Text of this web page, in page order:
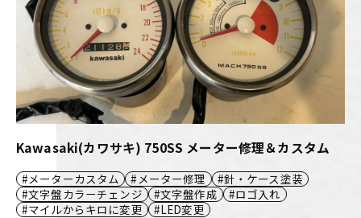
Kawasaki(カワサキ) 750SS メーター修理＆カスタム
メーターカスタム メーター修理
針・ケース塗装
文字盤カラーチェンジ
文字盤作成
ロゴ入れ
マイルからキロに変更
LED変更